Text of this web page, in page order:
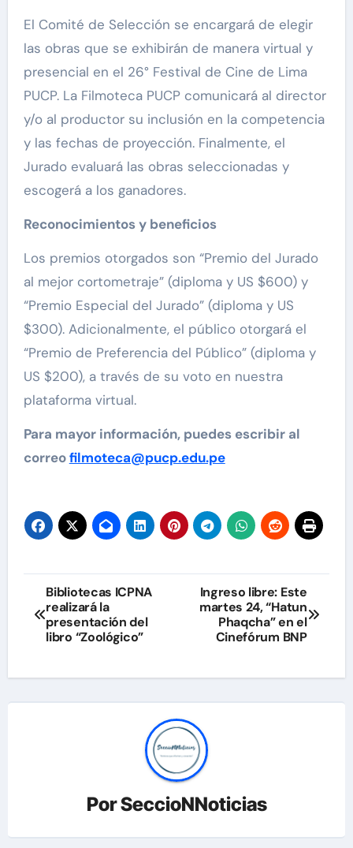
El Comité de Selección se encargará de elegir
las obras que se exhibirán de manera virtual y
presencial en el 26° Festival de Cine de Lima
PUCP. La Filmoteca PUCP comunicará al director
y/o al productor su inclusión en la competencia
y las fechas de proyección. Finalmente, el
Jurado evaluará las obras seleccionadas y
escogerá a los ganadores.
Reconocimientos y beneficios
Los premios otorgados son “Premio del Jurado
al mejor cortometraje” (diploma y US $600) y
“Premio Especial del Jurado” (diploma y US
$300). Adicionalmente, el público otorgará el
“Premio de Preferencia del Público” (diploma y
US $200), a través de su voto en nuestra
plataforma virtual.
Para mayor información, puedes escribir al
correofilmoteca@pucp.edu.pe
Navegación
de
entradas
Bibliotecas ICPNA
realizará la
presentación del
libro “Zoológico”
Ingreso libre: Este
martes 24, “Hatun
Phaqcha” en el
Cinefórum BNP
PorSeccioNNoticias